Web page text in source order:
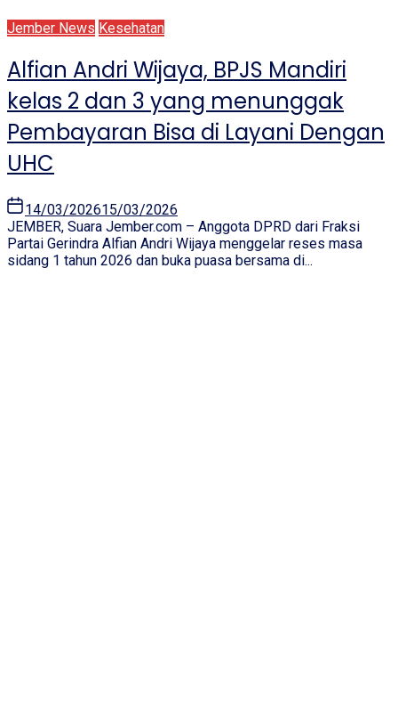
Jember News Kesehatan
Alfian Andri Wijaya, BPJS Mandiri
kelas 2 dan 3 yang menunggak
Pembayaran Bisa di Layani Dengan
UHC
14/03/202615/03/2026
JEMBER, Suara Jember.com – Anggota DPRD dari Fraksi
Partai Gerindra Alfian Andri Wijaya menggelar reses masa
sidang 1 tahun 2026 dan buka puasa bersama di...